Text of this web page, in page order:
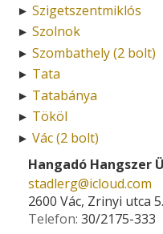
► Szigetszentmiklós
► Szolnok
► Szombathely (2 bolt)
► Tata
► Tatabánya
► Tököl
► Vác (2 bolt)
Hangadó Hangszer
stadlerg­@­icloud.com
2600 Vác, Zrinyi utca 5.
Telefon: 30/2175-333